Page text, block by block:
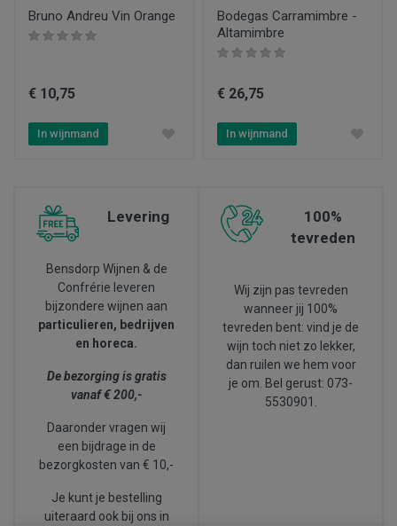
Bruno Andreu Vin Orange
€ 10,75
In wijnmand
Bodegas Carramimbre -
Altamimbre
€ 26,75
In wijnmand
Levering
Bensdorp Wijnen & de
Confrérie leveren
bijzondere wijnen aan
particulieren, bedrijven
en horeca.
De bezorging is gratis
vanaf € 200,-
Daaronder vragen wij
een bijdrage in de
bezorgkosten van € 10,-
Je kunt je bestelling
uiteraard ook bij ons in
100%
tevreden
Wij zijn pas tevreden
wanneer jij 100%
tevreden bent: vind je de
wijn toch niet zo lekker,
dan ruilen we hem voor
je om. Bel gerust: 073-
5530901.